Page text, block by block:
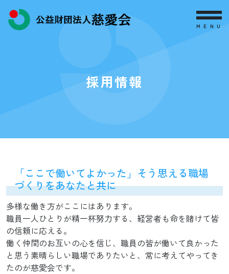
MENU
採用情報
「ここで働いてよかった」そう思える職場
づくりをあなたと共に
多様な働き方がここにはあります。
職員一人ひとりが精一杯努力する、経営者も命を賭けて皆
の信頼に応える。
働く仲間のお互いの心を信じ、職員の皆が働いて良かった
と思う素晴らしい職場でありたいと、常に考えてやってき
たのが慈愛会です。